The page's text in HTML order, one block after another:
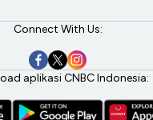
Connect With Us:
aplikasi CNBC Indonesia: